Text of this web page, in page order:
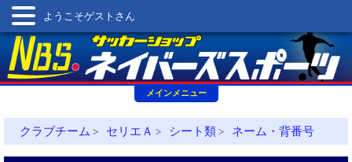
メインメニュー
ようこそゲストさん
クラブチーム > セリエＡ > シート類 > ネーム・背番号